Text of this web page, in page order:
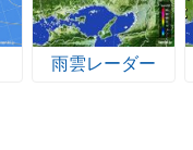
雨雲レーダー